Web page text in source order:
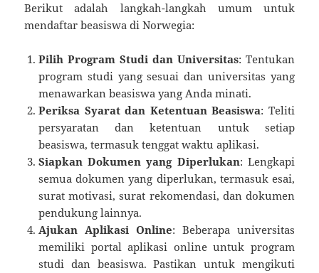
Berikut adalah langkah-langkah umum untuk
mendaftar beasiswa di Norwegia:
Pilih Program Studi dan Universitas: Tentukan
program studi yang sesuai dan universitas yang
menawarkan beasiswa yang Anda minati.
Periksa Syarat dan Ketentuan Beasiswa: Teliti
persyaratan dan ketentuan untuk setiap
beasiswa, termasuk tenggat waktu aplikasi.
Siapkan Dokumen yang Diperlukan: Lengkapi
semua dokumen yang diperlukan, termasuk esai,
surat motivasi, surat rekomendasi, dan dokumen
pendukung lainnya.
Ajukan Aplikasi Online: Beberapa universitas
memiliki portal aplikasi online untuk program
studi dan beasiswa. Pastikan untuk mengikuti